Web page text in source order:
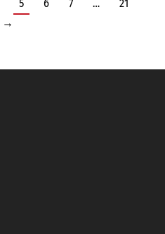
5 6 7 …
21
→